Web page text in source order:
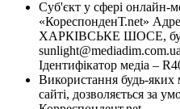
Суб'єкт у сфері онлайн-
«КореспонденТ.net»
ХАРКІВСЬКЕ ШОСЕ,
sunlight@mediadim.com.ua
Ідентифікатор медіа –
Використання будь-яких
сайті, дозволяється за